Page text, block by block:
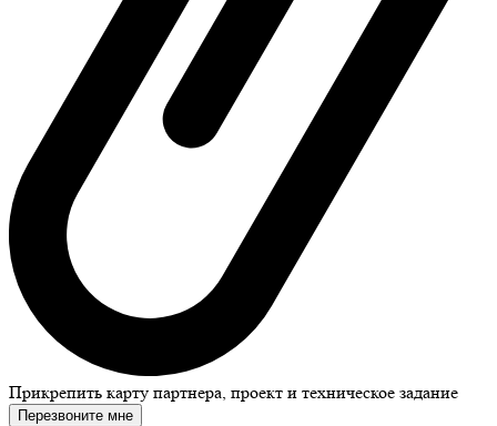
Прикрепить карту партнера, проект и техническое задание
Перезвоните мне